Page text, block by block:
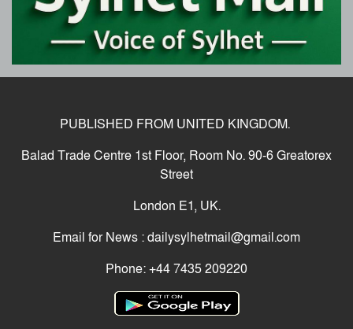
ফের বে প রো য়া পাথর খে কো রা, ‘বো মা’
মেশিন দিয়ে পাথর উত্তোলন
গেলেন সাবেক প্রধানমন্ত্রী
তারেক রহমান ফিরছেন আজ, বিএনপির নতুন
করে পথচলার সংকল্প
শহীদ হাদীর হ ত্যা কা ণ্ড এবং দৈনিক প্রথম আলো ও ডেইলি স্টার
কার্যালয়ে হা ম লা ও ভা ঙ চু রে র প্র তি বা দে সিলেট অনলাইন
PUBLISHED FROM UNITED KINGDOM.
Balad Trade Centre 1st Floor, Room No. 90-6 Greatorex
Street
London E1, UK.
Email for News : dailysylhetmail@gmail.com
Phone: +44 7435 209220